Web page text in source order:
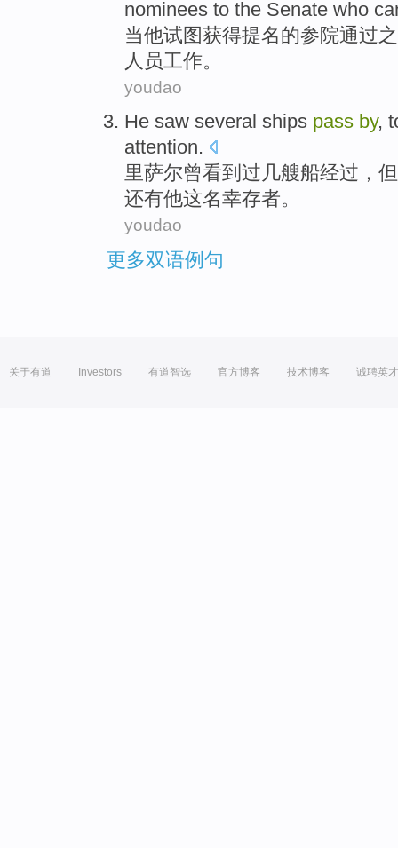
nominees to the Senate who
当他试图获得提名的参院通过
人员工作。
youdao
He saw several ships pass by,
attention.
里萨尔曾看到过几艘船经过 ，
还有他这名幸存者。
youdao
更多双语例句
关于有道 Investors 有道智选 官方博客 技术博客 诚聘英才